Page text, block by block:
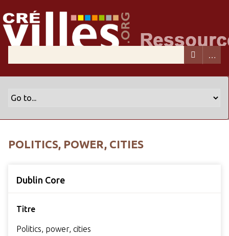
POLITICS, POWER, CITIES
Dublin Core
Titre
Politics, power, cities